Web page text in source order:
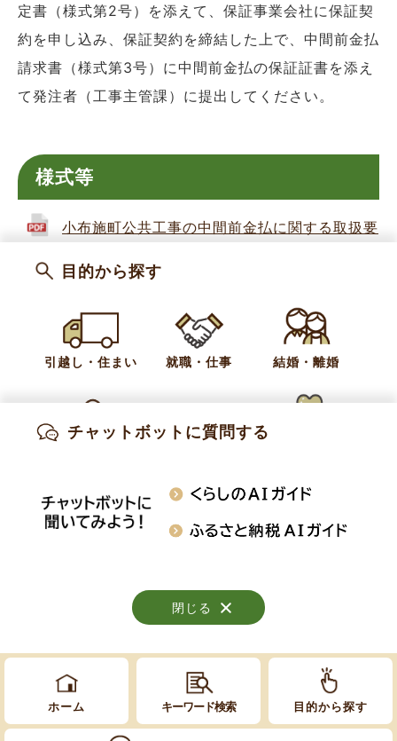
定書（様式第2号）を添えて、保証事業会社に保証契
約を申し込み、保証契約を締結した上で、中間前金払
請求書（様式第3号）に中間前金払の保証証書を添え
て発注者（工事主管課）に提出してください。
様式等
小布施町公共工事の中間前金払に関する取扱要
中間前金払認定請求書（様式第1号） (DOCX 1
6.8KB)
ホーム キーワード検索 目的から探す
知りたい情報を検索
閉じる
目的から探す
引越し・住まい 就職・仕事 結婚・離婚
閉じる
チャットボットに質問する
閉じる